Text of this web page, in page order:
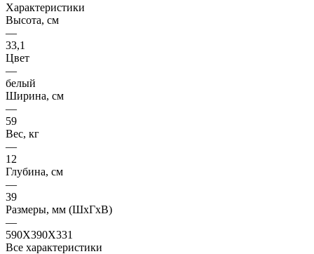
Характеристики
Высота, см
—
33,1
Цвет
—
белый
Ширина, см
—
59
Вес, кг
—
12
Глубина, см
—
39
Размеры, мм (ШхГхВ)
—
590Х390Х331
Все характеристики